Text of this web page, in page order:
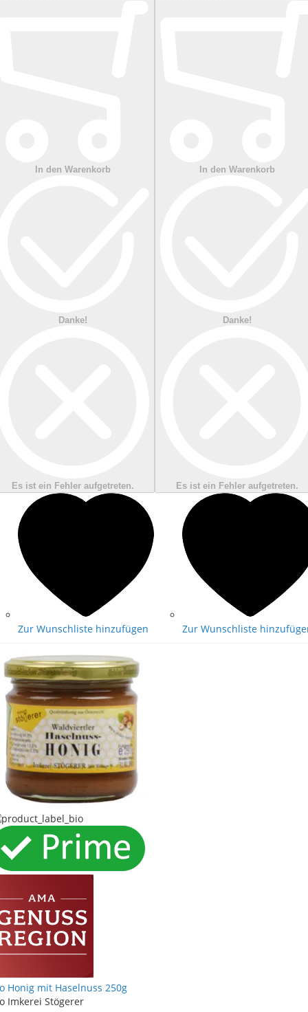
In den Warenkorb
Danke!
Es ist ein Fehler aufgetreten.
Zur Wunschliste hinzufügen
In den Warenkorb
Danke!
Es ist ein Fehler aufgetreten.
Zur Wunschliste
Honig mit Haselnuss 250g
Imkerei Stögerer